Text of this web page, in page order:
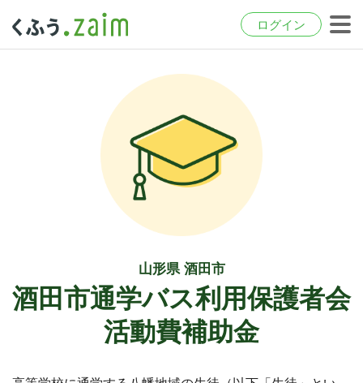
ログイン
山形県 酒田市
酒田市通学バス利用保護者会
活動費補助金